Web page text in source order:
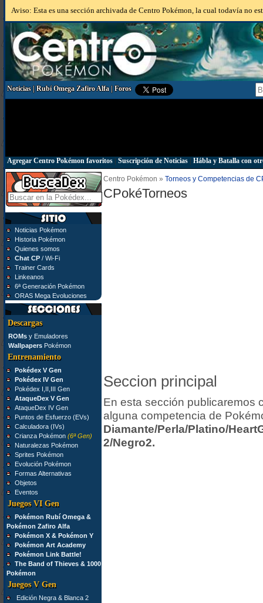
Aviso: Esta es una sección archivada de Centro Pokémon, la cual todavía no
Noticias|Rubí Omega Zafiro Alfa|Foros
Agregar Centro Pokémon favoritos| Suscripción de Noticias| Hábla y Batalla con
Noticias Pokémon
Historia Pokémon
Quienes somos
Chat CP/ Wi-Fi
Trainer Cards
Linkeanos
6ª Generación Pokémon
ORAS Mega Evoluciones
Descargas
ROMsy Emuladores
WallpapersPokémon
Entrenamiento
Pokédex V Gen
Pokédex IV Gen
Pokédex I,II,III Gen
AtaqueDex V Gen
AtaqueDex IV Gen
Puntos de Esfuerzo (EVs)
Calculadora (IVs)
Crianza Pokémon (6ª Gen)
Naturalezas Pokémon
Sprites Pokémon
Evolución Pokémon
Formas Alternativas
Objetos
Eventos
Juegos VI Gen
Pokémon Rubí Omega &
Pokémon Zafiro Alfa
Pokémon X & Pokémon Y
Pokémon Art Academy
Pokémon Link Battle!
The Band of Thieves & 1000
Pokémon
Juegos V Gen
Edición Negra & Blanca 2
Centro Pokémon » Torneos y Competencias de
CPokéTorneos
Seccion principal
En esta sección publicaremos
alguna competencia de
Diamante/Perla/Platino/
2/Negro2.